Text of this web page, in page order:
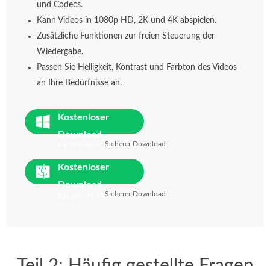
und Codecs.
Kann Videos in 1080p HD, 2K und 4K abspielen.
Zusätzliche Funktionen zur freien Steuerung der
Wiedergabe.
Passen Sie Helligkeit, Kontrast und Farbton des Videos
an Ihre Bedürfnisse an.
Kostenloser
Download
Für Windows 7 oder höher
Sicherer Download
Kostenloser
Download
Für macOS 10.7 oderSicherer Download